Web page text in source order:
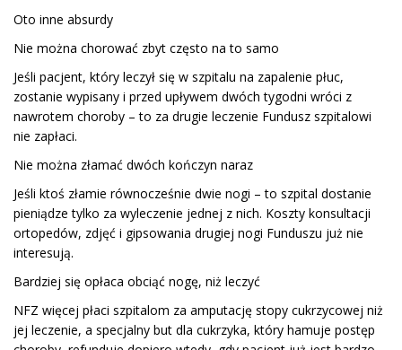
Oto inne absurdy
Nie można chorować zbyt często na to samo
Jeśli pacjent, który leczył się w szpitalu na zapalenie płuc,
zostanie wypisany i przed upływem dwóch tygodni wróci z
nawrotem choroby – to za drugie leczenie Fundusz szpitalowi
nie zapłaci.
Nie można złamać dwóch kończyn naraz
Jeśli ktoś złamie równocześnie dwie nogi – to szpital dostanie
pieniądze tylko za wyleczenie jednej z nich. Koszty konsultacji
ortopedów, zdjęć i gipsowania drugiej nogi Funduszu już nie
interesują.
Bardziej się opłaca obciąć nogę, niż leczyć
NFZ więcej płaci szpitalom za amputację stopy cukrzycowej niż
jej leczenie, a specjalny but dla cukrzyka, który hamuje postęp